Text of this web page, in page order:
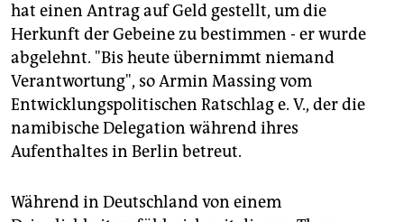
hat einen Antrag auf Geld gestellt, um die
Herkunft der Gebeine zu bestimmen - er wurde
abgelehnt. "Bis heute übernimmt niemand
Verantwortung", so Armin Massing vom
Entwicklungspolitischen Ratschlag e. V., der die
namibische Delegation während ihres
Aufenthaltes in Berlin betreut.
Während in Deutschland von einem